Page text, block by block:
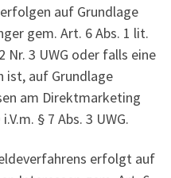
auf Grundlage
gem. Art. 6 Abs. 1 lit.
Nr. 3 UWG oder falls eine
ist, auf Grundlage
am Direktmarketing
§ 7 Abs. 3 UWG.
erfolgt auf